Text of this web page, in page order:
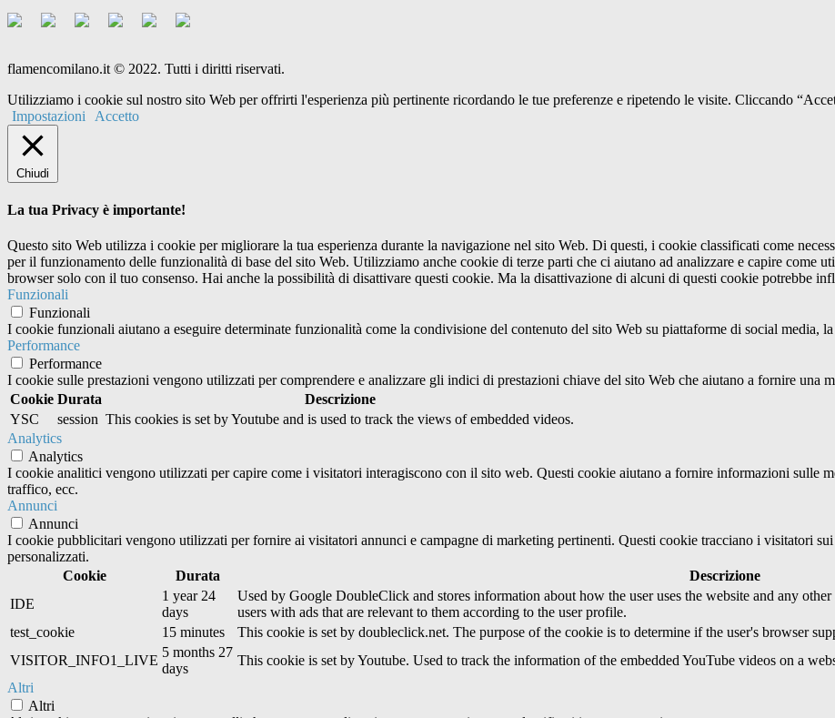
flamencomilano.it © 2022. Tutti i diritti riservati.
Utilizziamo i cookie sul nostro sito Web per offrirti l'esperienza più pertinente ricordando le tue preferenze e ripetendo le visite. Cliccando
Impostazioni
Accetto
Chiudi
La tua Privacy è importante!
Questo sito Web utilizza i cookie per migliorare la tua esperienza durante la navigazione nel sito Web. Di questi, i cookie classificati come
per il funzionamento delle funzionalità di base del sito Web. Utilizziamo anche cookie di terze parti che ci aiutano ad analizzare e capire come
browser solo con il tuo consenso. Hai anche la possibilità di disattivare questi cookie. Ma la disattivazione di alcuni di questi cookie potrebbe
Funzionali
Funzionali
I cookie funzionali aiutano a eseguire determinate funzionalità come la condivisione del contenuto del sito Web su piattaforme di social media,
Performance
Performance
I cookie sulle prestazioni vengono utilizzati per comprendere e analizzare gli indici di prestazioni chiave del sito Web che aiutano a fornire una
Cookie Durata
Descrizione
YSC
session This cookies is set by Youtube and is used to track the views of embedded videos.
Analytics
Analytics
I cookie analitici vengono utilizzati per capire come i visitatori interagiscono con il sito web. Questi cookie aiutano a fornire informazioni sulle
traffico, ecc.
Annunci
Annunci
I cookie pubblicitari vengono utilizzati per fornire ai visitatori annunci e campagne di marketing pertinenti. Questi cookie tracciano i visitatori
personalizzati.
Cookie
Durata
Descrizione
IDE
1 year 24
days
Used by Google DoubleClick and stores information about how the user uses the website and any
users with ads that are relevant to them according to the user profile.
test_cookie
15 minutes
This cookie is set by doubleclick.net. The purpose of the cookie is to determine if the user's browser
VISITOR_INFO1_LIVE
5 months 27
days
This cookie is set by Youtube. Used to track the information of the embedded YouTube videos on a
Altri
Altri